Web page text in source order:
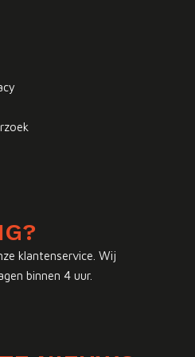
klantenservice. Wij
binnen 4 uur.